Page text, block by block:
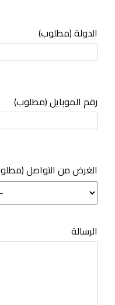
الدولة (مطلوب)
رقم الموبايل (مطلوب)
(مطلوب) الغرض من التواصل
الرسالة